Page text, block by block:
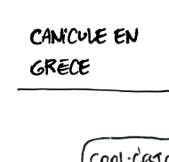
Canicule en
Grèce